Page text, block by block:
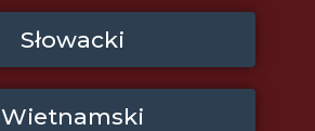
Słowacki
Wietnamski